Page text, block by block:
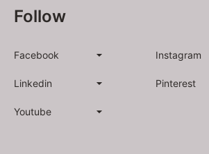
Follow
Facebook Instagram
Linkedin Pinterest
Youtube